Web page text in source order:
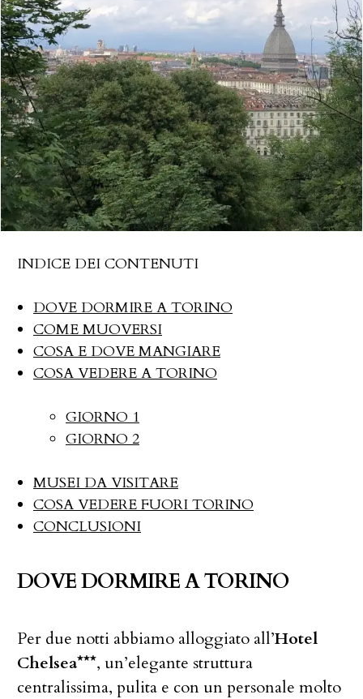
INDICE DEI CONTENUTI
DOVE DORMIRE A TORINO
COME MUOVERSI
COSA E DOVE MANGIARE
COSA VEDERE A TORINO
GIORNO 1
GIORNO 2
MUSEI DA VISITARE
COSA VEDERE FUORI TORINO
CONCLUSIONI
DOVE DORMIRE A TORINO
Per due notti abbiamo alloggiato all’Hotel
Chelsea***, un’elegante struttura
centralissima, pulita e con un personale molto